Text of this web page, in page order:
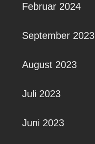
Februar 2024
September 2023
August 2023
Juli 2023
Juni 2023